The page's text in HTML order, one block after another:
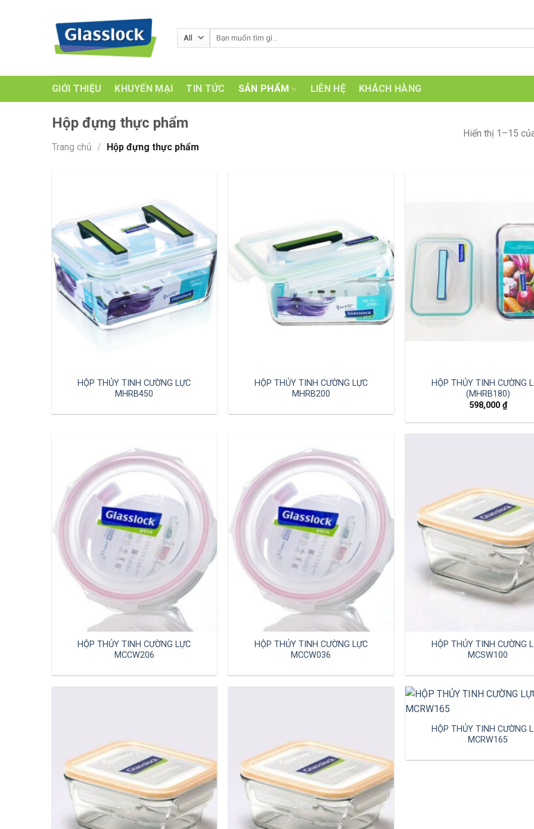
kiếm:
GIỚI THIỆU KHUYẾN MẠI TIN TỨC SẢN PHẨM LIÊN HỆ KHÁCH HÀNG
Hộp đựng thực phẩm
Trang chủ / Hộp đựng thực phẩm
Hiển thị 1–15
HỘP THỦY TINH CƯỜNG LỰC
MHRB450
HỘP THỦY TINH CƯỜNG LỰC
MHRB200
HỘP THỦY TINH CƯỜNG
(MHRB180)
598,000 ₫
HỘP THỦY TINH CƯỜNG LỰC
MCCW206
HỘP THỦY TINH CƯỜNG LỰC
MCCW036
HỘP THỦY TINH CƯỜNG
MCSW100
HỘP THỦY TINH CƯỜNG
MCRW165